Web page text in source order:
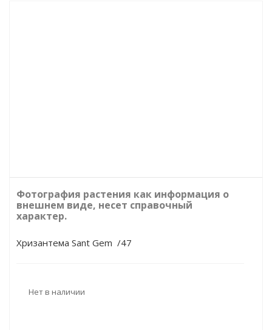
Фотография растения как информация о
внешнем виде, несет справочный
характер.
Хризантема Sant Gem /47
Нет в наличии